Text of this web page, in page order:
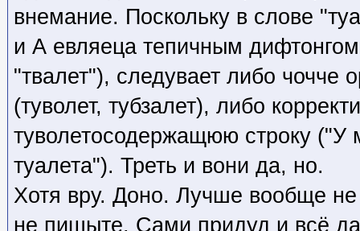
внемание. Поскольку в слове
и А евляеца тепичным дифтонгом
"твалет"), следувает либо чочче
(туволет, тубзалет), либо
туволетосодержащюю строку ("У
туалета"). Треть и вони да, но.
Хотя вру. Доно. Лучше вообще
не пишыте. Сами придуд и всё